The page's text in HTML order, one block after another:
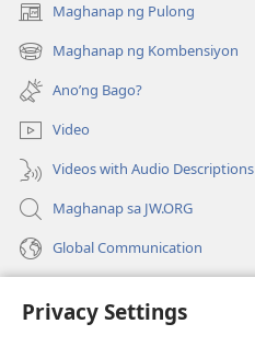
Privacy Settings
Maghanap ng Pulong
(may
bubukas
na
bagong
window)
Maghanap ng Kombensiyon
(may
bubukas
na
bagong
window)
Ano’ng Bago?
Video
Videos with Audio Descriptions
Maghanap sa JW.ORG
Global Communication